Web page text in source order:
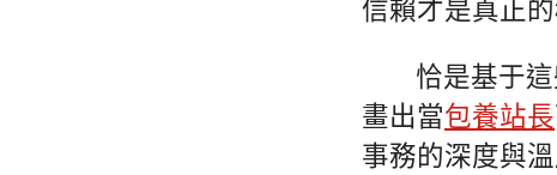
信賴才是真正
恰是基于
畫出當包養站長
事務的深度與